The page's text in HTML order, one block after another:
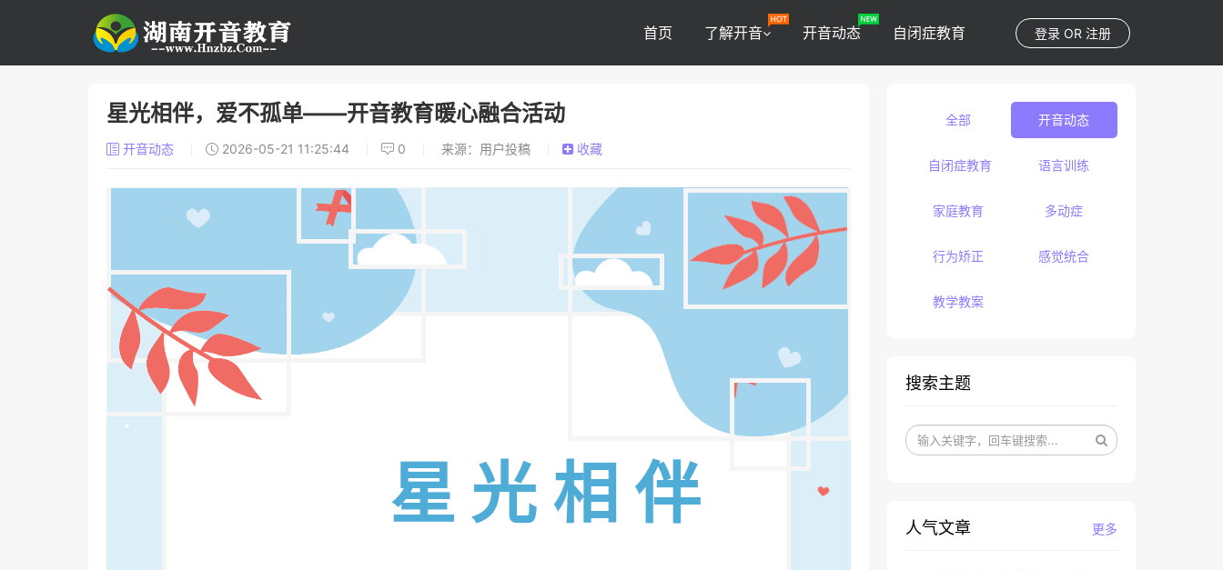
登录 OR 注册
首页 了解开音 开音动态 自闭症教育
星光相伴，爱不孤单——开音教育暖心融合活动
开音动态 2026-05-21 11:25:44 0 来源：用户投稿 收藏
星 光 相 伴
全部 开音动态
自闭症教育 语言训练
家庭教育 多动症
行为矫正 感觉统合
教学教案
搜索主题
更多
人气文章